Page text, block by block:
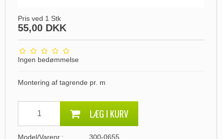
Pris ved 1 Stk
55,00 DKK
Ingen bedømmelse
Montering af tagrende pr. m
LÆG I KURV
Model/Varenr.: 300-0655